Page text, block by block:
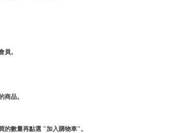
員。
品。
的數量再點選 "加入購物車"。